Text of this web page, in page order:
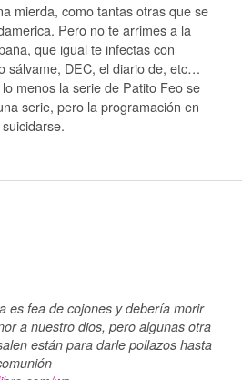
mierda, como tantas otras que se
Pero no te arrimes a la
que igual te infectas con
sálvame, DEC, el diario de, etc…
menos la serie de Patito Feo se
serie, pero la programación en
es fea de cojones y debería morir
a nuestro dios, pero algunas otra
están para darle pollazos hasta